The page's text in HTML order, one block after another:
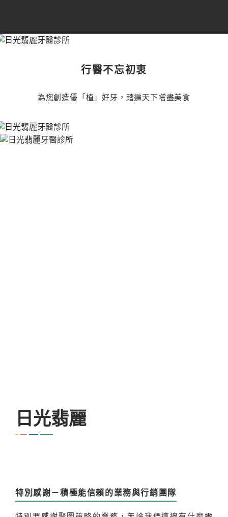
行醫不忘初衷
為您創造優「植」好牙，踏遍天下嚐盡美食
日光翡麗
特別感謝－積極能信賴的業務與行銷團隊